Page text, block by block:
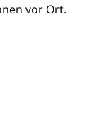
vor Ort.